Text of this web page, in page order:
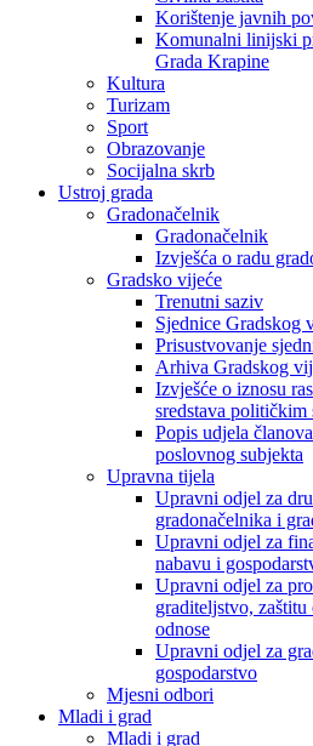
Korištenje javnih
Komunalni linijski
Grada Krapine
Kultura
Turizam
Sport
Obrazovanje
Socijalna skrb
Ustroj grada
Gradonačelnik
Gradonačelnik
Izvješća o radu
Gradsko vijeće
Trenutni saziv
Sjednice Gradskog
Prisustvovanje
Arhiva Gradskog
Izvješće o iznosu
sredstava političkim
Popis udjela
poslovnog subjekta
Upravna tijela
Upravni odjel za
gradonačelnika i
Upravni odjel za
nabavu i
Upravni odjel za
graditeljstvo,
odnose
Upravni odjel za
gospodarstvo
Mjesni odbori
Mladi i grad
Mladi i grad